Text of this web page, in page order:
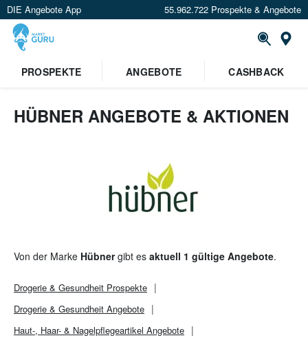
DIE Angebote App 55.962.722 Prospekte & Angebote
PROSPEKTE ANGEBOTE CASHBACK
HÜBNER ANGEBOTE & AKTIONEN
Von der Marke Hübnergibt es aktuell 1 gültige Angebote.
Drogerie & Gesundheit Prospekte
Drogerie & Gesundheit Angebote
Haut-, Haar- & Nagelpflegeartikel Angebote